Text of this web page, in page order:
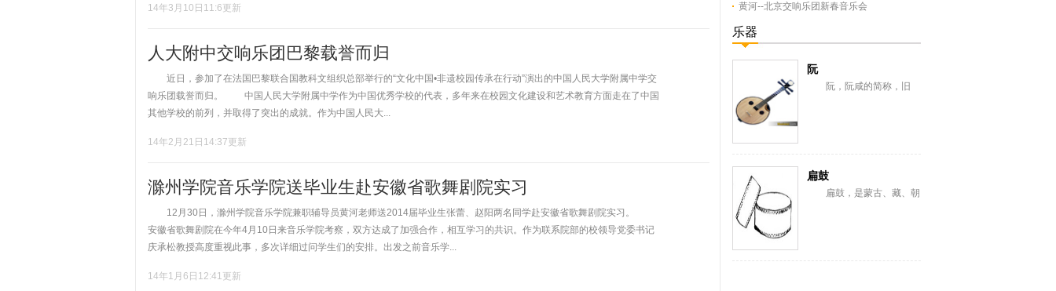
14年3月10日11:6更新
人大附中交响乐团巴黎载誉而归
近日，参加了在法国巴黎联合国教科文组织总部举行的“文化中国•非遗校园传承在行动”演出的中国人民大学附属中学交
响乐团载誉而归。 中国人民大学附属中学作为中国优秀学校的代表，多年来在校园文化建设和艺术教育方面走在了中国
其他学校的前列，并取得了突出的成就。作为中国人民大...
14年2月21日14:37更新
滁州学院音乐学院送毕业生赴安徽省歌舞剧院实习
12月30日，滁州学院音乐学院兼职辅导员黄河老师送2014届毕业生张蕾、赵阳两名同学赴安徽省歌舞剧院实习。
安徽省歌舞剧院在今年4月10日来音乐学院考察，双方达成了加强合作，相互学习的共识。作为联系院部的校领导党委书记
庆承松教授高度重视此事，多次详细过问学生们的安排。出发之前音乐学...
14年1月6日12:41更新
黄河--北京交响乐团新春音乐会
乐器
阮
阮，阮咸的简称，旧
扁鼓
扁鼓，是蒙古、藏、朝